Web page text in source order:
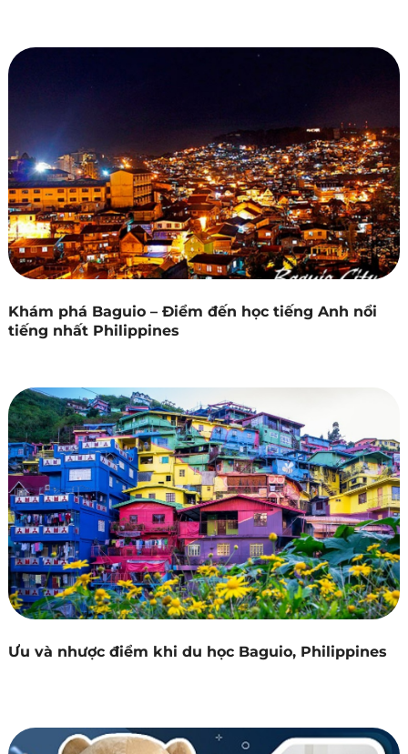
Khám phá Baguio – Điểm đến học tiếng Anh nổi
tiếng nhất Philippines
Ưu và nhược điểm khi du học Baguio, Philippines